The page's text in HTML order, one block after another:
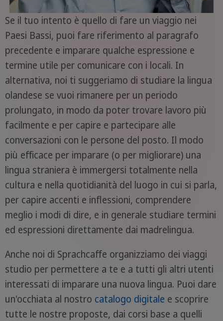
Se il tuo intento è quello di fare un viaggio nei
Paesi Bassi, puoi fare riferimento al paragrafo
precedente e imparare qualche espressione e
termine utile per comunicare con i locali. In
alternativa, noi ti suggeriamo di studiare la lingua
olandese se vuoi rimanere per un periodo
prolungato, in modo da poter trovare lavoro più
facilmente e per capire e partecipare alle
conversazioni con le persone del posto. Il modo
più efficace per imparare (o per migliorare) una
lingua straniera è immergersi totalmente nella
cultura e nella quotidianità del luogo in cui si parla,
per capire accenti e inflessioni, comprendere
meglio i modi di dire, e in generale studiare termini
ed espressioni direttamente dai madrelingua.
Anche noi di Sprachcaffe organizziamo dei viaggi
studio per permettere a te e a tutti gli altri utenti
interessati di imparare una nuova lingua. Puoi dare
un'occhiata al nostro catalogo digitale e scoprire
tutte le nostre proposte, dai corsi base a quelli